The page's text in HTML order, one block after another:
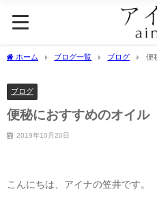
ホーム ブログ一覧 ブログ 便
ブログ
便秘におすすめのオイル
2019年10月20日
こんにちは、アイナの笠井です。